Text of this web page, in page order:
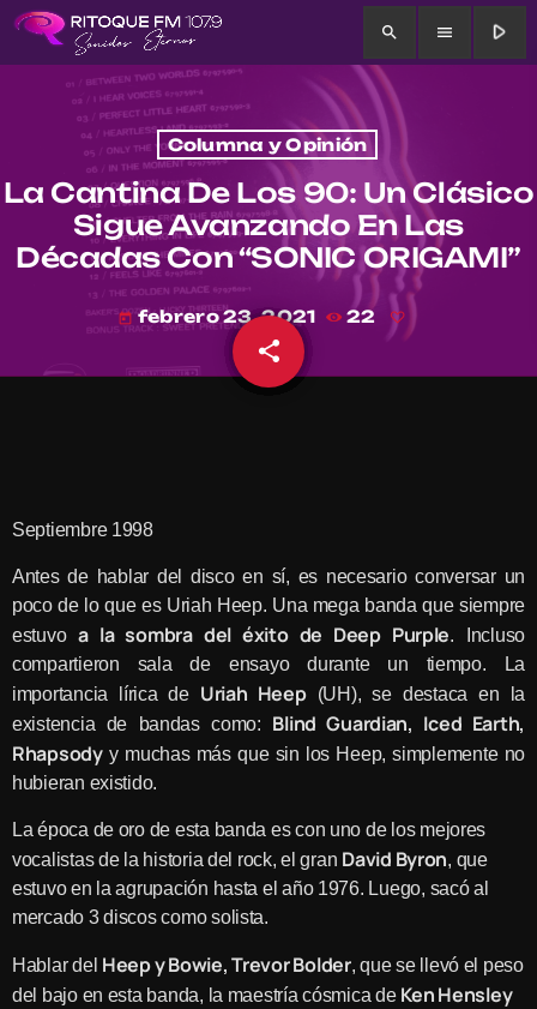
search menu play_arrow
Columna y Opinión
La Cantina De Los 90: Un Clásico
Sigue Avanzando En Las
Décadas Con “SONIC ORIGAMI”
today febrero 23, 2021 22
share
email
Septiembre 1998
Antes de hablar del disco en sí, es necesario conversar un
poco de lo que es Uriah Heep. Una mega banda que siempre
estuvoa la sombra del éxito de Deep Purple. Incluso
compartieron sala de ensayo durante un tiempo. La
importancia lírica de Uriah Heep(UH), se destaca en la
existencia de bandas como: Blind Guardian, Iced Earth,
Rhapsodyy muchas más que sin los Heep, simplemente no
hubieran existido.
La época de oro de esta banda es con uno de los mejores
vocalistas de la historia del rock, el gran David Byron, que
estuvo en la agrupación hasta el año 1976. Luego, sacó al
mercado 3 discos como solista.
Hablar del Heep y Bowie, Trevor Bolder, que se llevó el peso
del bajo en esta banda, la maestría cósmica de Ken Hensley